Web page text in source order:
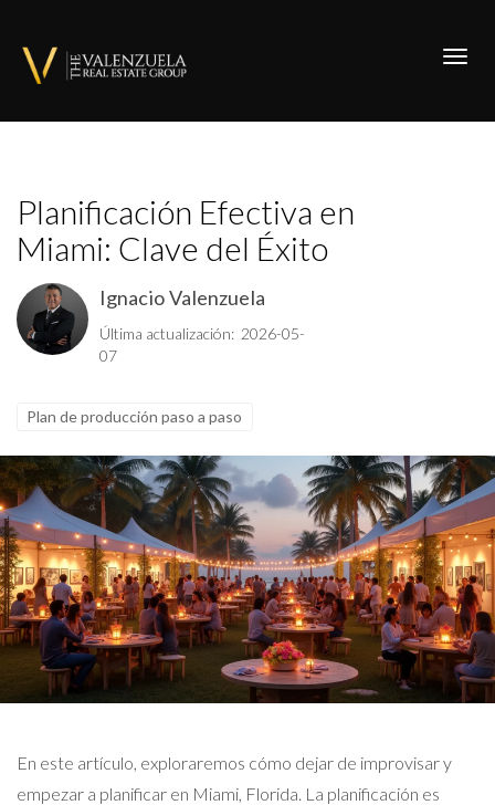
Planificación Efectiva en
Miami: Clave del Éxito
Ignacio Valenzuela
Última actualización: 2026-05-
07
Plan de producción paso a paso
En este artículo, exploraremos cómo dejar de improvisar y
empezar a planificar en Miami, Florida. La planificación es